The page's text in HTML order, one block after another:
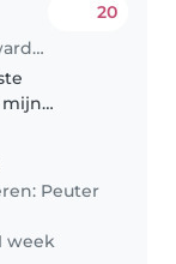
Oppaswerk in Leeuwarden
20
mijn
die
maand
Peuter
week